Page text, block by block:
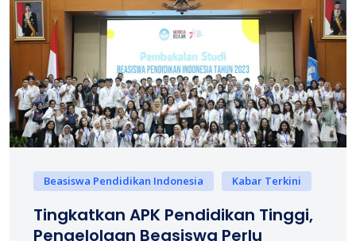
Beasiswa Pendidikan Indonesia Kabar Terkini
Tingkatkan APK Pendidikan Tinggi,
Pengelolaan Beasiswa Perlu